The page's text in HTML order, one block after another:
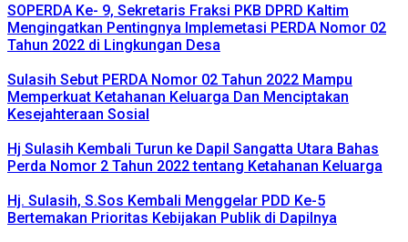
SOPERDA Ke- 9, Sekretaris Fraksi PKB DPRD Kaltim
Mengingatkan Pentingnya Implemetasi PERDA Nomor 02
Tahun 2022 di Lingkungan Desa
Sulasih Sebut PERDA Nomor 02 Tahun 2022 Mampu
Memperkuat Ketahanan Keluarga Dan Menciptakan
Kesejahteraan Sosial
Hj Sulasih Kembali Turun ke Dapil Sangatta Utara Bahas
Perda Nomor 2 Tahun 2022 tentang Ketahanan Keluarga
Hj. Sulasih, S.Sos Kembali Menggelar PDD Ke-5
Bertemakan Prioritas Kebijakan Publik di Dapilnya